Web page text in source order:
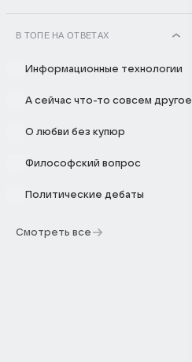
В ТОПЕ НА ОТВЕТАХ
Информационные технологии
А сейчас что-то совсем другое
О любви без купюр
Философский вопрос
Политические дебаты
Смотреть все